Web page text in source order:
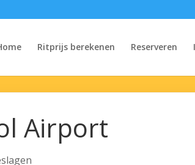
Ritprijs berekenen Reserveren
Airport